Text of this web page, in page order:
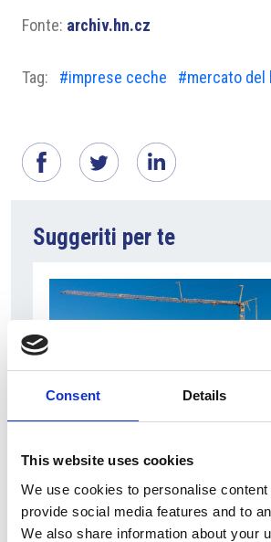
Consent Details
This website uses cookies
We use cookies to personalise
provide social media features and to
We also share information about your
Fonte: archiv.hn.cz
Tag: #imprese ceche #mercato del
Suggeriti per te
Nel primo semestre è aumentata
costruzione di nuove abitazioni